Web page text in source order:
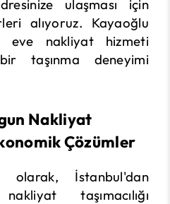
ulaşması için
alıyoruz. Kayaoğlu
eve nakliyat hizmeti
taşınma deneyimi
Nakliyat
Çözümler
olarak, İstanbul'dan
taşımacılığı